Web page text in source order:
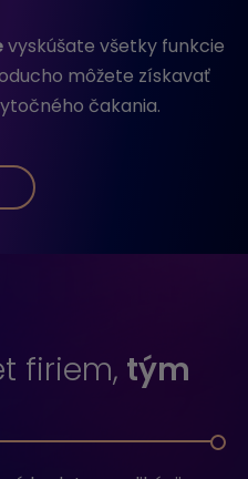
vyskúšate všetky funkcie
môžete získavať
čakania.
firiem, tým